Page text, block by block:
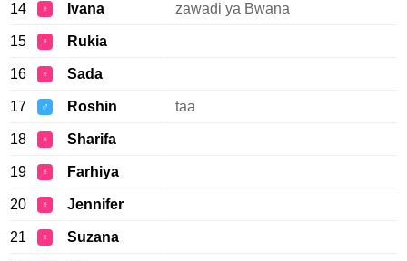
14 ♀ Ivana zawadi ya Bwana
15 ♀ Rukia
16 ♀ Sada
17 ♂ Roshin taa
18 ♀ Sharifa
19 ♀ Farhiya
20 ♀ Jennifer
21 ♀ Suzana